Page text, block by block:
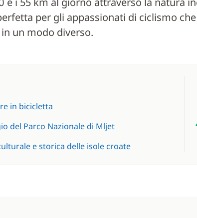
per gli appassionati di ciclismo
un modo diverso.
in bicicletta
del Parco Nazionale di Mljet
e storica delle isole croate